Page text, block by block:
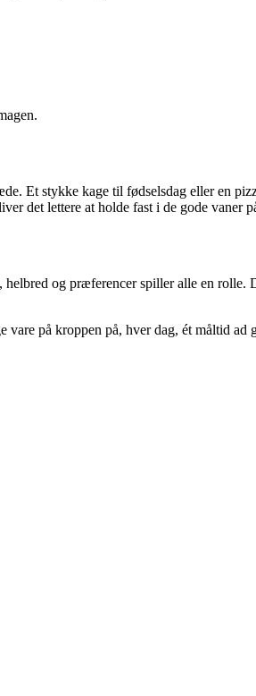
Et stykke kage til fødselsdag eller en
det lettere at holde fast i de gode vaner
og præferencer spiller alle en
vare på kroppen på, hver dag, ét måltid ad